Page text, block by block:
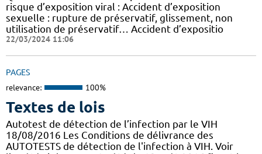
risque d’exposition viral : Accident d’exposition
sexuelle : rupture de préservatif, glissement, non
utilisation de préservatif… Accident d’expositio
22/03/2024 11:06
PAGES
relevance: 100%
Textes de lois
Autotest de détection de l’infection par le VIH
18/08/2016 Les Conditions de délivrance des
AUTOTESTS de détection de l'infection à VIH. Voir